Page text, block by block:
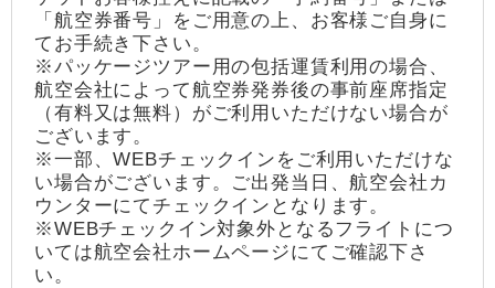
「航空券番号」をご用意の上、お客様ご自身に
てお手続き下さい。
※パッケージツアー用の包括運賃利用の場合、
航空会社によって航空券発券後の事前座席指定
（有料又は無料）がご利用いただけない場合が
ございます。
※一部、WEBチェックインをご利用いただけな
い場合がございます。ご出発当日、航空会社カ
ウンターにてチェックインとなります。
※WEBチェックイン対象外となるフライトにつ
いては航空会社ホームページにてご確認下さ
い。